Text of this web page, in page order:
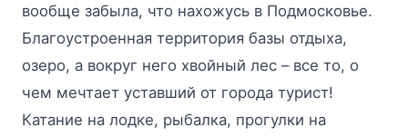
вообще забыла, что нахожусь в Подмосковье.
Благоустроенная территория базы отдыха,
озеро, а вокруг него хвойный лес – все то, о
чем мечтает уставший от города турист!
Катание на лодке, рыбалка, прогулки на